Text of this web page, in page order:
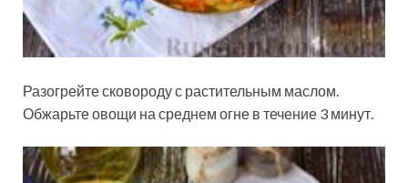
Разогрейте сковороду с растительным маслом.
Обжарьте овощи на среднем огне в течение 3 минут.